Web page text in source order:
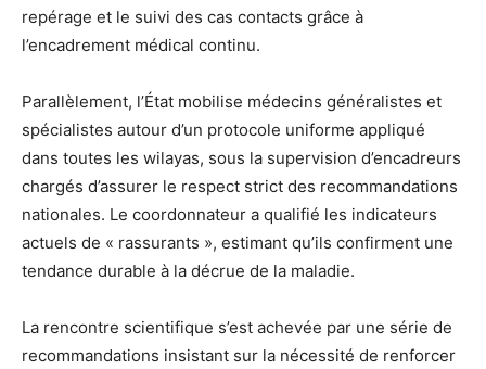
repérage et le suivi des cas contacts grâce à
l’encadrement médical continu.
Parallèlement, l’État mobilise médecins généralistes et
spécialistes autour d’un protocole uniforme appliqué
dans toutes les wilayas, sous la supervision d’encadreurs
chargés d’assurer le respect strict des recommandations
nationales. Le coordonnateur a qualifié les indicateurs
actuels de « rassurants », estimant qu’ils confirment une
tendance durable à la décrue de la maladie.
La rencontre scientifique s’est achevée par une série de
recommandations insistant sur la nécessité de renforcer